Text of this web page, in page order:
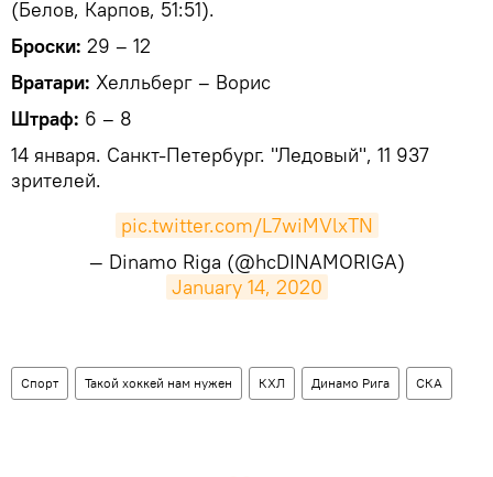
(Белов, Карпов, 51:51).
Броски: 29 – 12
Вратари: Хелльберг – Ворис
Штраф: 6 – 8
14 января. Санкт-Петербург. "Ледовый", 11 937
зрителей.
pic.twitter.com/L7wiMVlxTN
— Dinamo Riga (@hcDINAMORIGA)
January 14, 2020
Спорт Такой хоккей нам нужен КХЛ Динамо Рига СКА